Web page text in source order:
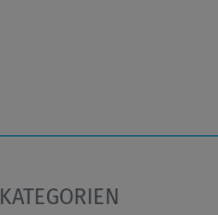
KATEGORIEN